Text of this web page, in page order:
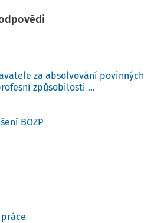
za absolvování povinných
způsobilosti ...
BOZP